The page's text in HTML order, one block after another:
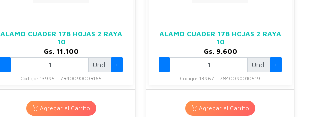
ALAMO CUADER 178 HOJAS 2 RAYA
10
Gs. 11.100
-
Und. +
Codigo: 13995 - 7840090008165
Agregar al Carrito
ALAMO CUADER 178 HOJAS 2 RAYA
10
Gs. 9.600
-
Und. +
Codigo: 13967 - 7840090010519
Agregar al Carrito